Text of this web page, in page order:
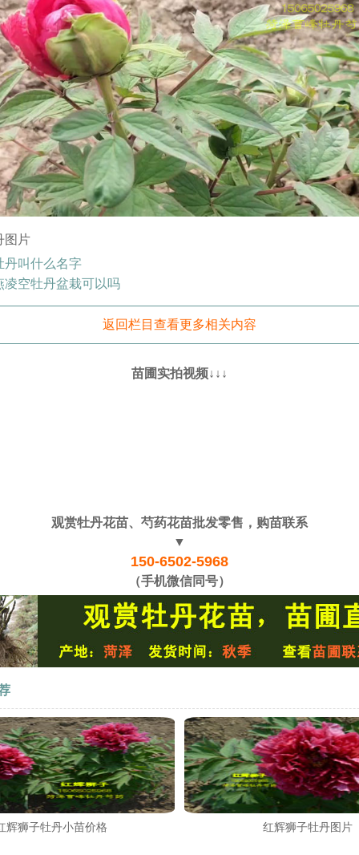
图片
丹叫什么名字
凌空牡丹盆栽可以吗
返回栏目查看更多相关内容
苗圃实拍视频↓↓↓
观赏牡丹花苗、芍药花苗批发零售，购苗联系
▼
150-6502-5968
（手机微信同号）
辉狮子牡丹小苗价格 红辉狮子牡丹图片